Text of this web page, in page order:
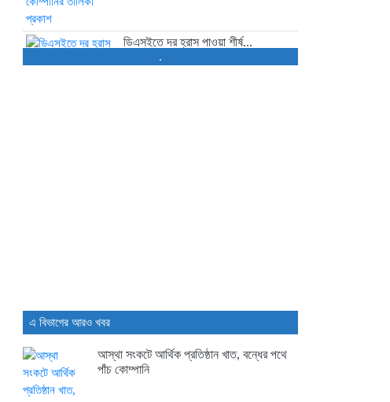
ডিএসইতে দর হ্রাস পাওয়া শীর্ষ...
47 minutes আগে
6 hours আগে
.
এ বিভাগের আরও খবর
আস্থা সংকটে আর্থিক প্রতিষ্ঠান খাত, বন্ধের পথে
পাঁচ কোম্পানি